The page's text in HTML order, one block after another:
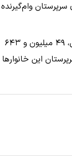
وام‌گیرنده
شایان ذکر است، بر اساس دهک‌بندی اعلام شده از سوی وزارت تعاون، کار و رفاه اجتماعی، ۴۹ میلیون و ۶۴۳
این خانوارها